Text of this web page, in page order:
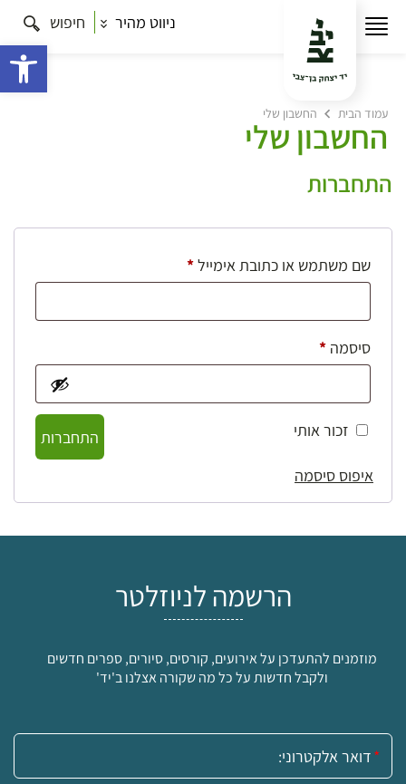
ניווט מהיר חיפוש
עמוד הבית החשבון שלי
החשבון שלי
התחברות
שם משתמש או כתובת אימייל*חובה
סיסמה *חובה
זכור אותי
התחברות
איפוס סיסמה
הרשמה לניוזלטר
מוזמנים להתעדכן על אירועים, קורסים, סיורים, ספרים חדשים
ולקבל חדשות על כל מה שקורה אצלנו ב'יד'
אימייל: